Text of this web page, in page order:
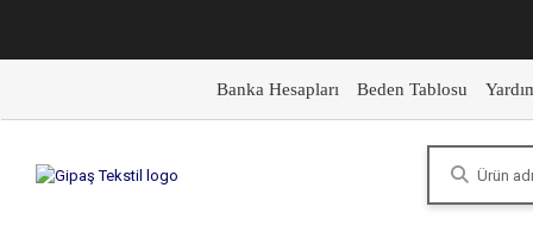
Banka Hesapları Beden Tablosu